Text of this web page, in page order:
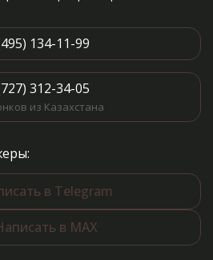
134-11-99
312-34-05
из Казахстана
в Telegram
в MAX